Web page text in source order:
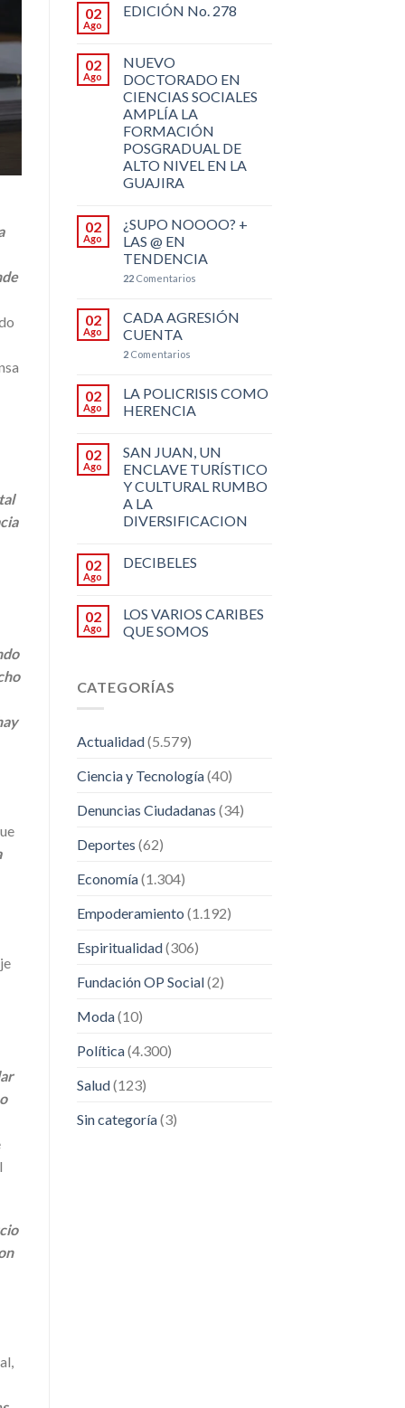
02
Ago
EDICIÓN No. 278
02
Ago
NUEVO
DOCTORADO EN
CIENCIAS SOCIALES
AMPLÍA LA
FORMACIÓN
POSGRADUAL DE
ALTO NIVEL EN LA
GUAJIRA
02
Ago
¿SUPO NOOOO? +
LAS @ EN
TENDENCIA
22Comentarios
02
Ago
CADA AGRESIÓN
CUENTA
2Comentarios
02
Ago
LA POLICRISIS COMO
HERENCIA
02
Ago
SAN JUAN, UN
ENCLAVE TURÍSTICO
Y CULTURAL RUMBO
A LA
DIVERSIFICACION
02
Ago
DECIBELES
02
Ago
LOS VARIOS CARIBES
QUE SOMOS
CATEGORÍAS
Actualidad(5.579)
Ciencia y Tecnología(40)
Denuncias Ciudadanas (34)
Deportes (62)
Economía(1.304)
Empoderamiento (1.192)
Espiritualidad(306)
Fundación OP Social(2)
Moda(10)
Política(4.300)
Salud(123)
Sin categoría(3)